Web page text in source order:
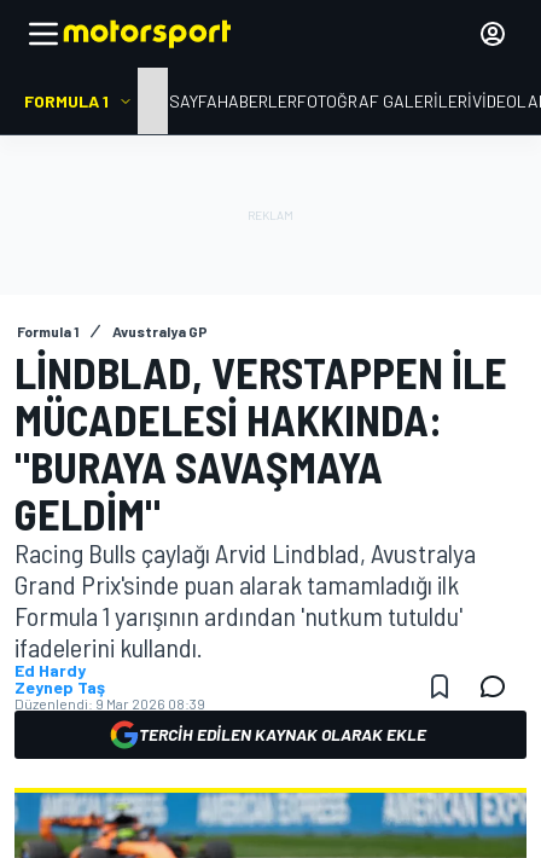
FORMULA 1 ANA SAYFAHABERLERFOTOĞRAF GALERILERI
Formula 1 Avustralya GP
LINDBLAD, VERSTAPPEN ILE
MÜCADELESI HAKKINDA:
"BURAYA SAVAŞMAYA
GELDIM"
Racing Bulls çaylağı Arvid Lindblad, Avustralya
Grand Prix'sinde puan alarak tamamladığı ilk
Formula 1 yarışının ardından 'nutkum tutuldu'
ifadelerini kullandı.
Ed Hardy
Zeynep Taş
Düzenlendi: 9 Mar 2026 08:39
TERCIH EDILEN KAYNAK OLARAK EKLE